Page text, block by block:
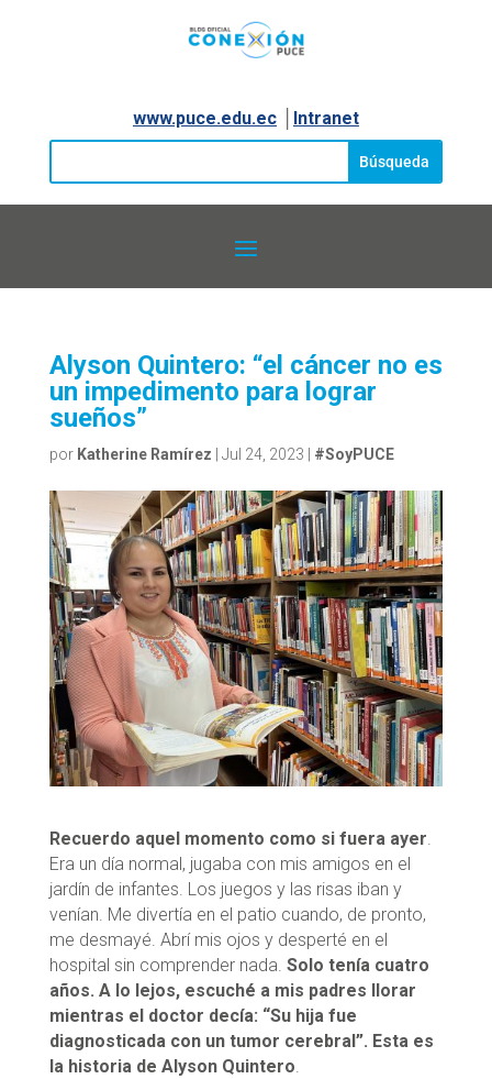
www.puce.edu.ec│ Intranet
Alyson Quintero: “el cáncer no es
un impedimento para lograr
sueños”
por Katherine Ramírez Jul 24, 2023 #SoyPUCE
Recuerdo aquel momento como si fuera ayer.
Era un día normal, jugaba con mis amigos en el
jardín de infantes. Los juegos y las risas iban y
venían. Me divertía en el patio cuando, de pronto,
me desmayé. Abrí mis ojos y desperté en el
hospital sin comprender nada. Solo tenía cuatro
años. A lo lejos, escuché a mis padres llorar
mientras el doctor decía: “Su hija fue
diagnosticada con un tumor cerebral”. Esta es
la historia de Alyson Quintero.